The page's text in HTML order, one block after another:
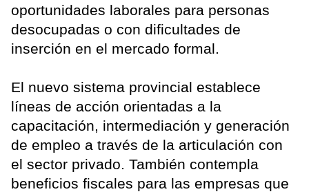
oportunidades laborales para personas
desocupadas o con dificultades de
inserción en el mercado formal.
El nuevo sistema provincial establece
líneas de acción orientadas a la
capacitación, intermediación y generación
de empleo a través de la articulación con
el sector privado. También contempla
beneficios fiscales para las empresas que